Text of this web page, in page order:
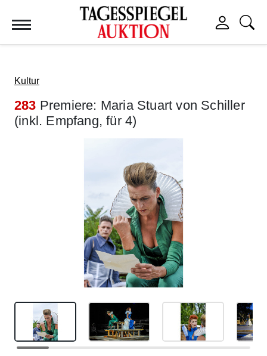
Kultur
283 Premiere: Maria Stuart von Schiller
(inkl. Empfang, für 4)